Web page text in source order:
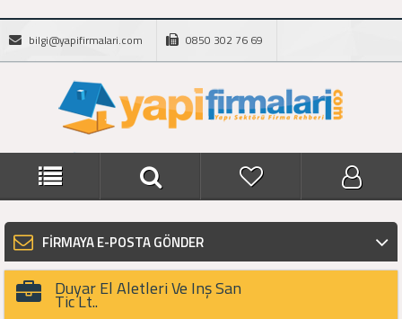
bilgi@yapifirmalari.com 0850 302 76 69
FİRMAYA E-POSTA GÖNDER
Duyar El Aletleri Ve Inş San
Tic Lt..